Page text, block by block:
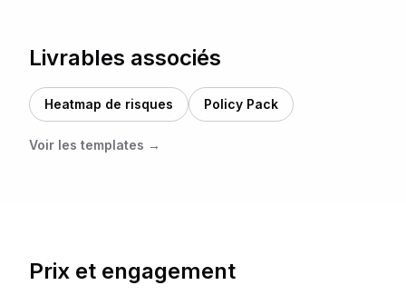
Livrables associés
Heatmap de risques Policy Pack
Voir les templates →
Prix et engagement